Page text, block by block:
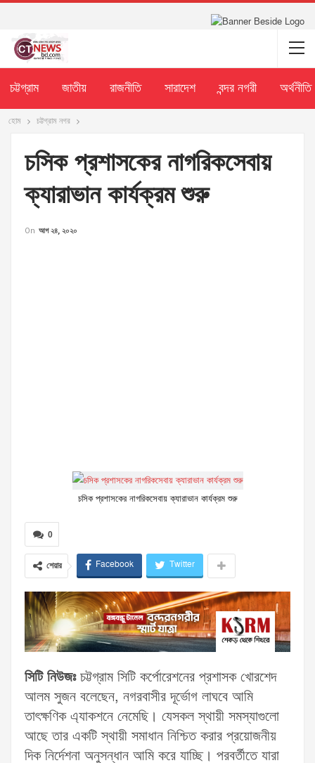
চট্টগ্রাম জাতীয় রাজনীতি সারাদেশ বন্দর নগরী অর্থনীতি
হোম চট্টগ্রাম নগর
চসিক প্রশাসকের নাগরিকসেবায়
ক্যারাভান কার্যক্রম শুরু
On আগ ২৪, ২০২০
চসিক প্রশাসকের নাগরিকসেবায় ক্যারাভান কার্যক্রম শুরু
0
শেয়ার Facebook Twitter
সিটি নিউজঃচট্টগ্রাম সিটি কর্পোরেশনের প্রশাসক খোরশেদ
আলম সুজন বলেছেন, নগরবাসীর দূর্ভোগ লাঘবে আমি
তাৎক্ষণিক এ্যাকশনে নেমেছি। যেসকল স্থায়ী সমস্যাগুলো
আছে তার একটি স্থায়ী সমাধান নিশ্চিত করার প্রয়োজনীয়
দিক নির্দেশনা অনুসন্ধান আমি করে যাচ্ছি। পরবর্তীতে যারা